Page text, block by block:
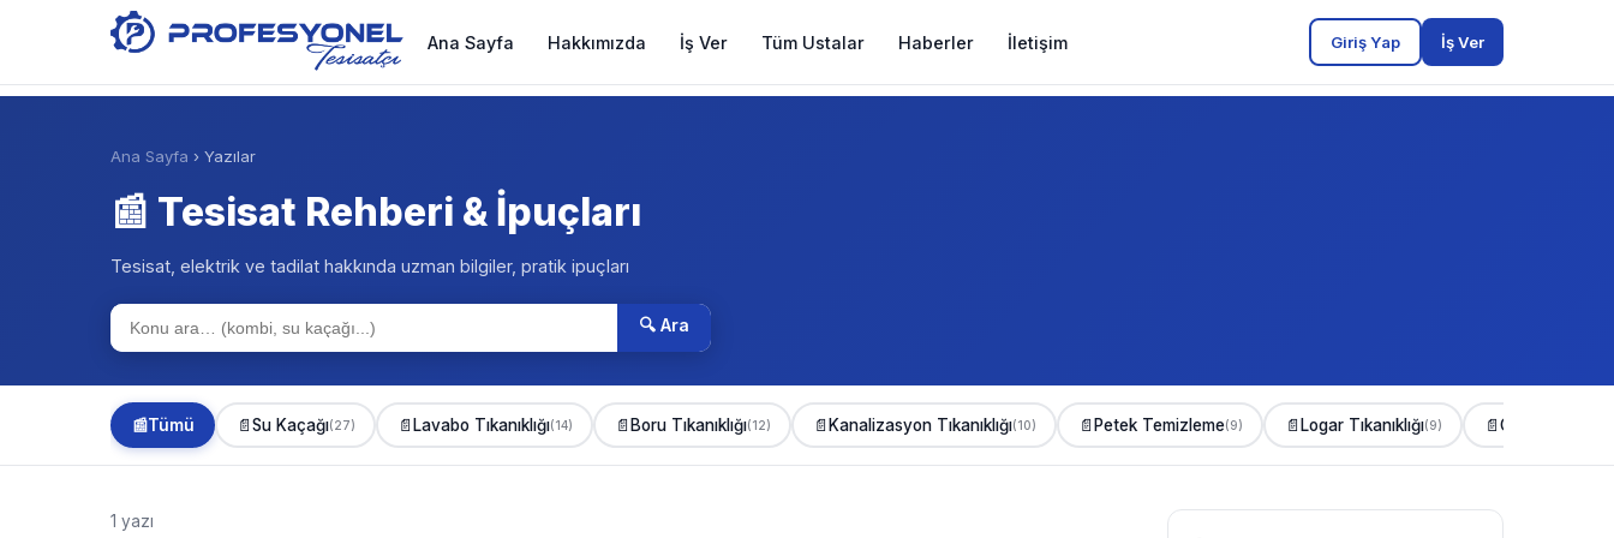
Ana Sayfa Hakkımızda İş Ver Tüm Ustalar Haberler İletişim Giriş Yap İş Ver
Ana Sayfa › Yazılar
📰 Tesisat Rehberi & İpuçları
Tesisat, elektrik ve tadilat hakkında uzman bilgiler, pratik ipuçları
🔍 Ara
📰Tümü 📄Su Kaçağı(27) 📄Lavabo Tıkanıklığı(14) 📄Boru Tıkanıklığı(12) 📄Kanalizasyon Tıkanıklığı(10) 📄Petek Temizleme(9) 📄Logar Tıkanıklığı(9) 📄Gider Açma
1 yazı